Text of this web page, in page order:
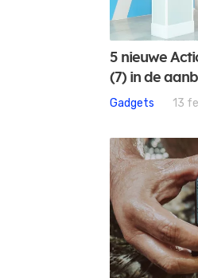
5 nieuwe
(7) in de
Gadgets 13